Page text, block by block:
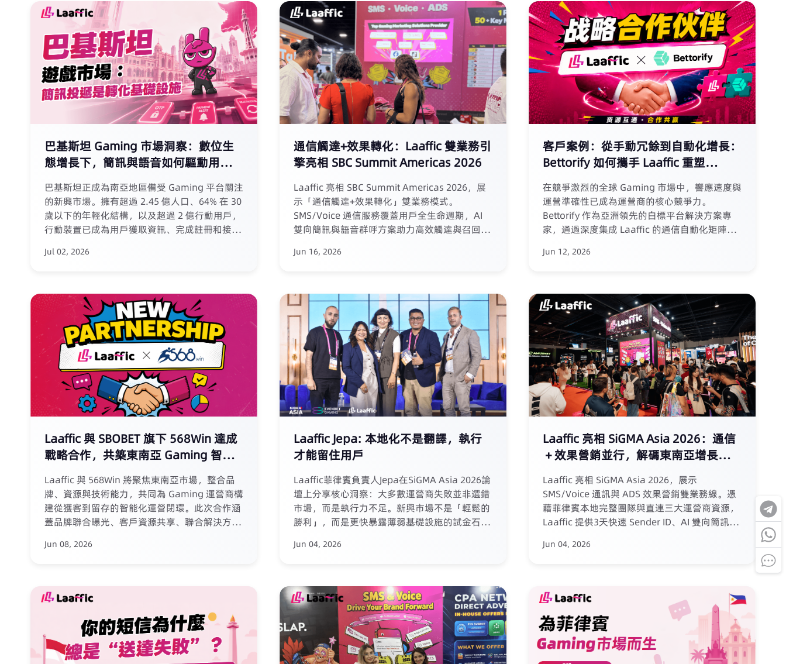
場格局、A2P短信本地交付鏈路、OTP註冊轉
化、Sender ID註冊要求、多語言模板設計、
Voice與人工服務協同，以及CPaaS供應商驗收
標準等維度，系統分析孟加拉市場的真實機會與
業務邊界。文章還涵蓋了BTRC對A2P聚合商的監
管動態、四大運營商的分網差異，以及iGaming
企業在現行法律框架下應如何識別和控制風險。
對於正在評估孟加拉CPaaS市場、關注本地通信
交付質量或了解2026博彩新法影響的企業，本文
台風控、用戶響應等真實需求展開討論，持續深
化歐洲市場服務能力。
流，通訊觸達與效果轉化雙引擎獲市場高度認
可。
巴基斯坦 Gaming 市場洞察：數位生
態增長下，簡訊與語音如何驅動用戶轉
化？
巴基斯坦正成為南亞地區備受 Gaming 平台關注
的新興市場。擁有超過 2.45 億人口、64% 在 30
歲以下的年輕化結構，以及超過 2 億行動用戶，
行動裝置已成為用戶獲取資訊、完成註冊和接收
複製其他市場打法的國家。電信商規則、內容監
鏈路中的通訊觸達能力。 本文從四個維度展開分
優先市場特徵 Gaming 市場機會：從流量獲取到
轉化承接的關鍵鏈路 主要電信商格局：Jazz、
Zong、Telenor、Ufone 四強爭霸下的差異化通
道策略 通訊挑戰與服務商選擇：為什麼 SMS +
Voice 是巴基斯坦更優的觸達組合 文章還解答了
巴基斯坦簡訊行銷的高頻問題：Sender ID 註冊
要求、內容禁令、驗證碼失敗原因，以及如何在
商。
Jul 02, 2026
通信觸達+效果轉化：Laaffic 雙業務引
擎亮相 SBC Summit Americas 2026
Laaffic 亮相 SBC Summit Americas 2026，展
示「通信觸達+效果轉化」雙業務模式。
SMS/Voice 通信服務覆蓋用戶全生命週期，AI
雙向簡訊與語音群呼方案助力高效觸達與召回；
告帳戶與 DSP 流量支持，幫助客戶在美洲市場
向，雙業務模式獲市場認可。
Jun 16, 2026
客戶案例：從手動冗餘到自動化增長：
Bettorify 如何攜手 Laaffic 重塑
Gaming 通訊效率基石？
在競爭激烈的全球 Gaming 市場中，響應速度與
運營準確性已成為運營商的核心競爭力。
Bettorify 作為亞洲領先的白標平台解決方案專
家，通過深度集成 Laaffic 的通信自動化矩陣
及精簡 KYC 流程），成功將繁瑣的後台驗證轉化
至 98%，活動轉化率提升 2.5 倍，簡訊送達率穩
定在 95% 以上。本案例詳細解讀雙方如何以“效
率與體驗”為核心，重新定義玩家服務標準，為
全球運營商提供可量化的增長引擎。
Jun 12, 2026
Laaffic 與 SBOBET 旗下 568Win 達成
戰略合作，共築東南亞 Gaming 智能
化變革新生態
Laaffic 與 568Win 將聚焦東南亞市場，整合品
牌、資源與技術能力，共同為 Gaming 運營商構
建從獲客到留存的智能化運營閉環。此次合作涵
蓋品牌聯合曝光、客戶資源共享、聯合解決方案
計劃在亞洲的重要落地。
Jun 08, 2026
Laaffic Jepa: 本地化不是翻譯，執行
才能留住用戶
Laaffic菲律賓負責人Jepa在SiGMA Asia 2026論
壇上分享核心洞察：大多數運營商失敗並非選錯
市場，而是執行力不足。新興市場不是「輕鬆的
勝利」，而是更快暴露薄弱基礎設施的試金石。
設施層面，優化用戶旅程每個環節，兼顧留存與
語音及效果行銷，助力客戶將增長落地。
Jun 04, 2026
Laaffic 亮相 SiGMA Asia 2026：通信
＋效果營銷並行，解碼東南亞增長新邏
Laaffic 亮相 SiGMA Asia 2026，展示
SMS/Voice 通訊與 ADS 效果營銷雙業務線。憑
藉菲律賓本地完整團隊與直連三大運營商資源，
Laaffic 提供3天快速 Sender ID、AI 雙向簡訊、
美元，ROI 383%）以及按效果付費的 ADS 服
Jun 04, 2026